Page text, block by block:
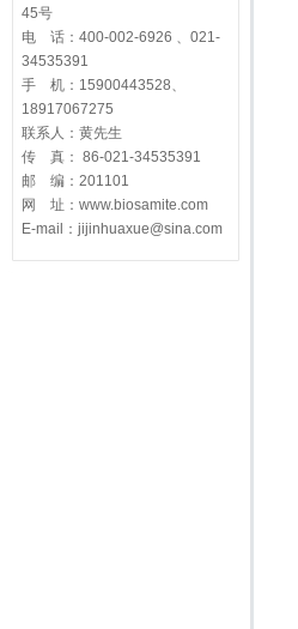
45号
电 话：400-002-6926 、021-
34535391
手 机：15900443528、
18917067275
联系人：黄先生
传 真： 86-021-34535391
邮 编：201101
网 址：www.biosamite.com
E-mail：jijinhuaxue@sina.com